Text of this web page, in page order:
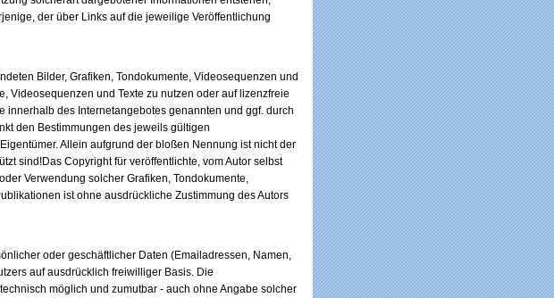
der über Links auf die jeweilige Veröffentlichung
Bilder, Grafiken, Tondokumente, Videosequenzen und
Videosequenzen und Texte zu nutzen oder auf lizenzfreie
innerhalb des Internetangebotes genannten und ggf. durch
den Bestimmungen des jeweils gültigen
Allein aufgrund der bloßen Nennung ist nicht der
sind!Das Copyright für veröffentlichte, vom Autor selbst
Verwendung solcher Grafiken, Tondokumente,
ist ohne ausdrückliche Zustimmung des Autors
oder geschäftlicher Daten (Emailadressen, Namen,
auf ausdrücklich freiwilliger Basis. Die
möglich und zumutbar - auch ohne Angabe solcher